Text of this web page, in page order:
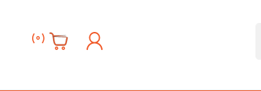
(
0
)